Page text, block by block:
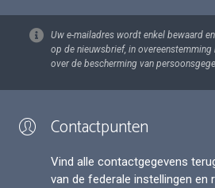
Uw e-mailadres wordt enkel bewaard
op de nieuwsbrief, in
over de bescherming van
Contactpunten
Vind alle contactgegevens
van de federale instellingen en